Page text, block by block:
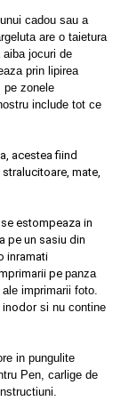
cadou sau a
are o taietura
jocuri de
prin lipirea
pe zonele
include tot ce
acestea fiind
mate,
estompeaza in
pe un sasiu din
inramati
pe panza
imprimarii foto.
inodorsi nu contine
in pungulite
Pen, carlige de